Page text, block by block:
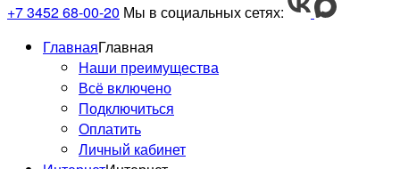
+7 3452 68-00-20 Мы в социальных сетях:
ГлавнаяГлавная
Наши преимущества
Всё включено
Подключиться
Оплатить
Личный кабинет